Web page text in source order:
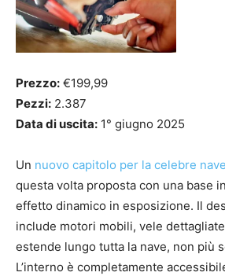
Prezzo: €199,99
Pezzi: 2.387
Data di uscita: 1° giugno 2025
Un nuovo capitolo per la celebre
questa volta proposta con una base
effetto dinamico in esposizione. Il
include motori mobili, vele
estende lungo tutta la nave, non più
L’interno è completamente